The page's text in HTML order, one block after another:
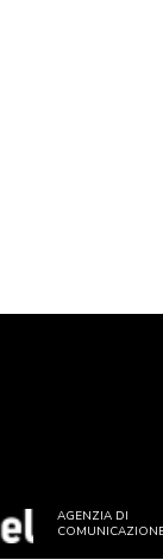
AGENZIA DI